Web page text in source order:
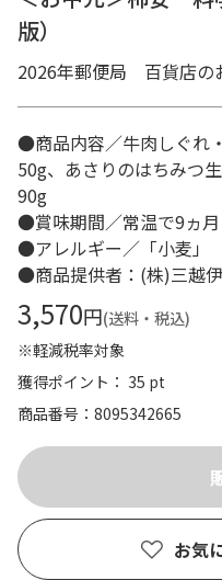
版）
2026年郵便局 百貨店の
●商品内容／牛肉しぐれ
50g、あさりのはちみつ
90g
●賞味期間／常温で9ヵ
●アレルギー／「小麦」
●商品提供者：(株)三越
3,570円(送料・税込)
※軽減税率対象
獲得ポイント： 35 pt
商品番号
8095342665
お気